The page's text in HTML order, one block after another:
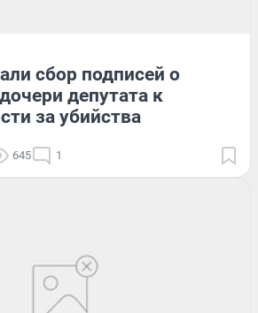
сбор подписей о
депутата к
за убийства
645 1